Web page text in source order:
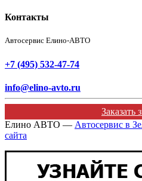
Контакты
Автосервис Елино-АВТО
+7 (495) 532-47-74
info@elino-avto.ru
Заказать
Елино АВТО — Автосервис в
сайта